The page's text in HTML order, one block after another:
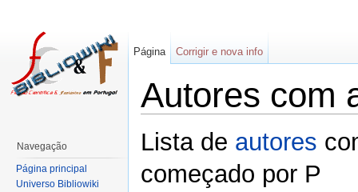
Autores com
Lista de autores
começado por P
Página Corrigir e nova info
Navegação
Página principal
Universo Bibliowiki